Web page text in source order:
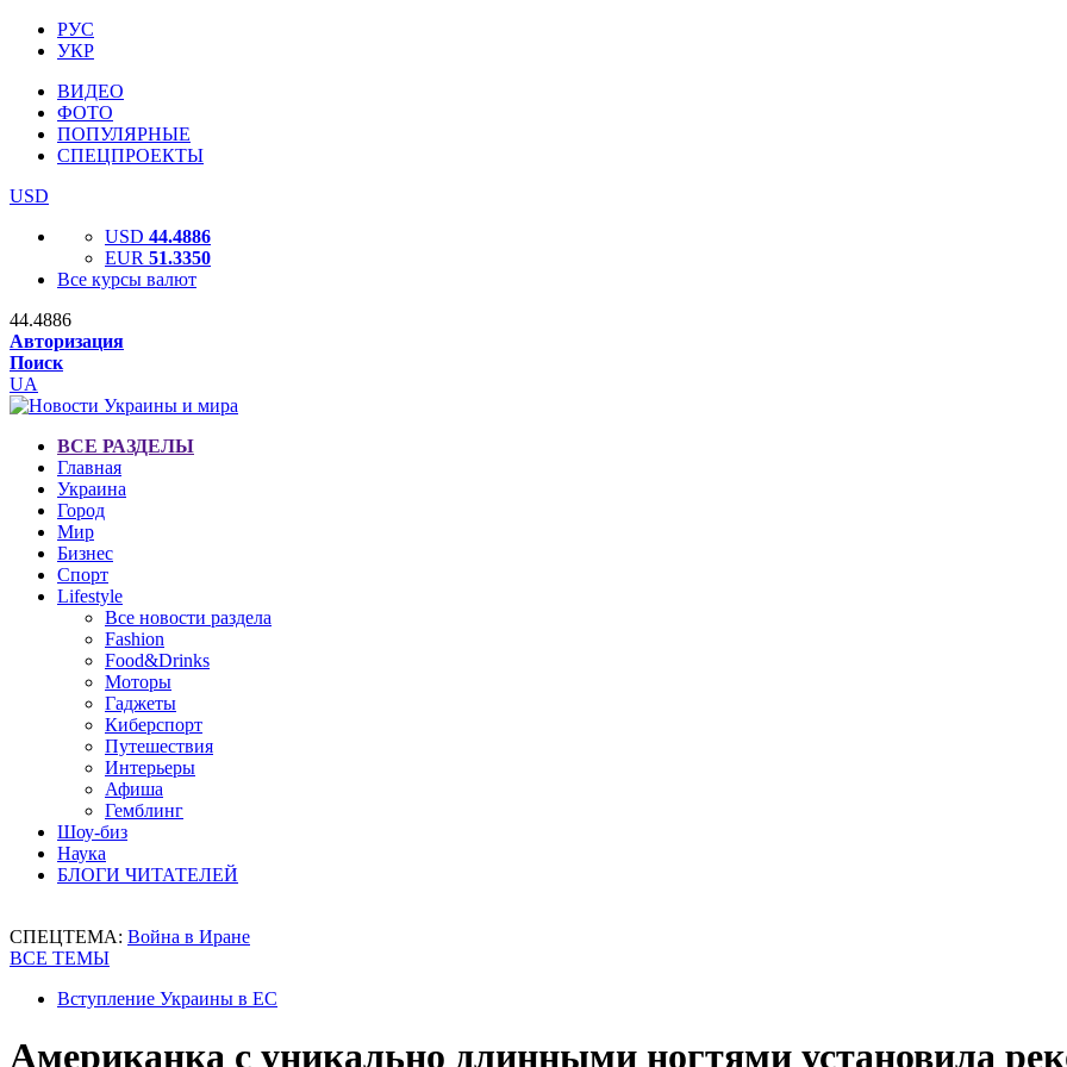
РУС
УКР
ВИДЕО
ФОТО
ПОПУЛЯРНЫЕ
СПЕЦПРОЕКТЫ
USD
USD 44.4886
EUR 51.3350
Все курсы валют
44.4886
Авторизация
Поиск
UA
ВСЕ РАЗДЕЛЫ
Главная
Украина
Город
Мир
Бизнес
Спорт
Lifestyle
Все новости раздела
Fashion
Food&Drinks
Моторы
Гаджеты
Киберспорт
Путешествия
Интерьеры
Афиша
Гемблинг
Шоу-биз
Наука
БЛОГИ ЧИТАТЕЛЕЙ
СПЕЦТЕМА: Война в Иране
ВСЕ ТЕМЫ
Вступление Украины в ЕС
Американка с уникально длинными ногтями установила